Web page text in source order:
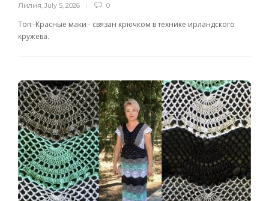
Лилия July 5, 2026 0
Топ -Красные маки - связан крючком в технике ирландского
кружева.